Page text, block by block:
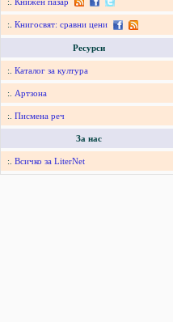
:. Книгосвят: сравни цени
Ресурси
:. Каталог за култура
:. Артзона
:. Писмена реч
За нас
:. Всичко за LiterNet